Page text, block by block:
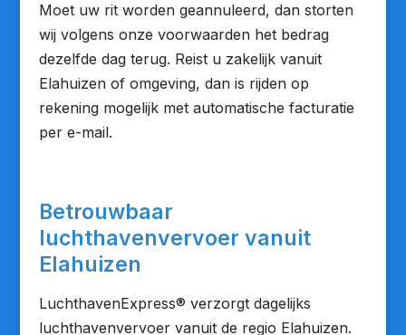
Moet uw rit worden geannuleerd, dan storten
wij volgens onze voorwaarden het bedrag
dezelfde dag terug. Reist u zakelijk vanuit
Elahuizen of omgeving, dan is rijden op
rekening mogelijk met automatische facturatie
per e-mail.
Betrouwbaar
luchthavenvervoer vanuit
Elahuizen
LuchthavenExpress® verzorgt dagelijks
luchthavenvervoer vanuit de regio Elahuizen.